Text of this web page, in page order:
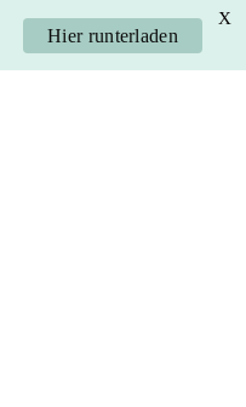
Hier runterladen
X